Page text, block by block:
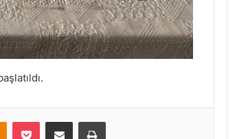
Odnoklassniki
Pocket E-Posta ile paylaş Yazdır